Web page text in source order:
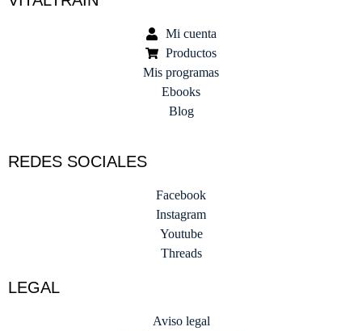
Mi cuenta
Productos
Mis programas
Ebooks
Blog
REDES SOCIALES
Facebook
Instagram
Youtube
Threads
LEGAL
Aviso legal